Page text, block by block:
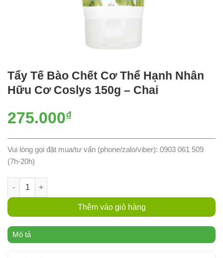
Tẩy Tế Bào Chết Cơ Thể Hạnh Nhân
Hữu Cơ Coslys 150g – Chai
275.000₫
Vui lòng gọi đặt mua/tư vấn (phone/zalo/viber): 0903 061 509
(7h-20h)
Tẩy Tế Bào Chết Cơ Thể Hạnh Nhân Hữu Cơ Coslys 150g -
Thêm vào giỏ hàng
Mô tả